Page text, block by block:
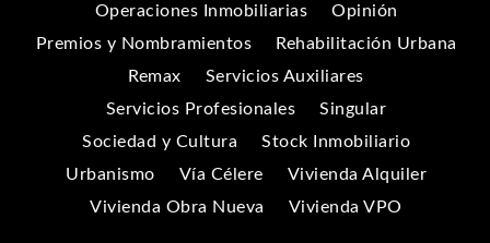
Operaciones Inmobiliarias
Opinión
Premios y Nombramientos
Rehabilitación Urbana
Remax
Servicios Auxiliares
Servicios Profesionales
Singular
Sociedad y Cultura
Stock Inmobiliario
Urbanismo
Vía Célere
Vivienda Alquiler
Vivienda Obra Nueva
Vivienda VPO